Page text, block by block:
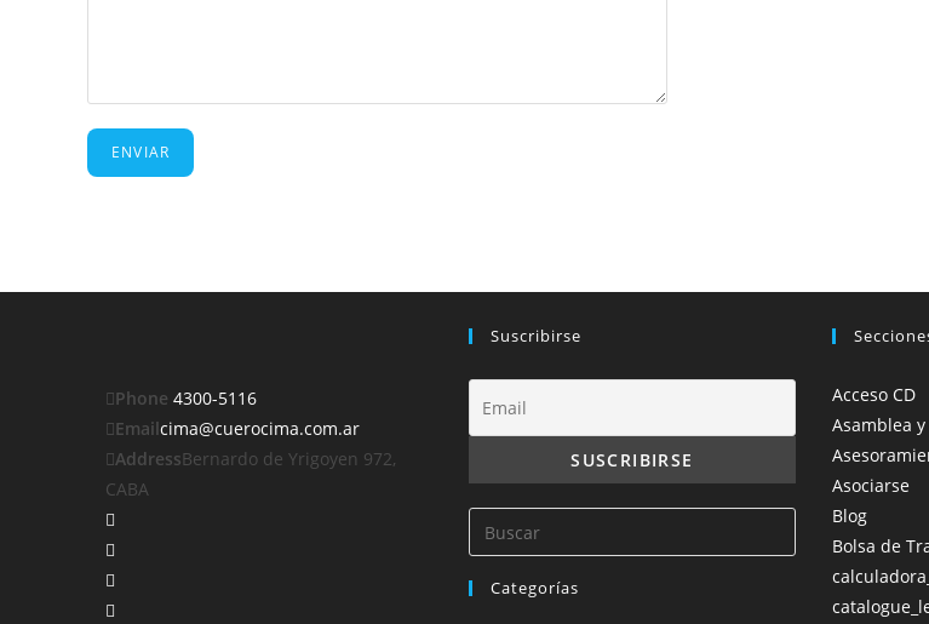
Phone 4300-5116
Emailcima@cuerocima.com.ar
AddressBernardo de Yrigoyen 972,
CABA
Suscribirse
Categorías
Acceso CD
Asamblea
Asociarse
Blog
Bolsa de